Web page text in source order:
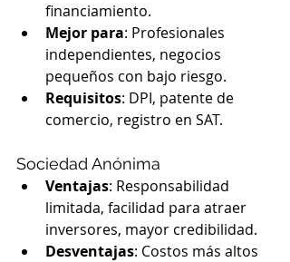
financiamiento.
Mejor para: Profesionales
independientes, negocios
pequeños con bajo riesgo.
Requisitos: DPI, patente de
comercio, registro en SAT.
Sociedad Anónima
Ventajas: Responsabilidad
limitada, facilidad para atraer
inversores, mayor credibilidad.
Desventajas: Costos más altos